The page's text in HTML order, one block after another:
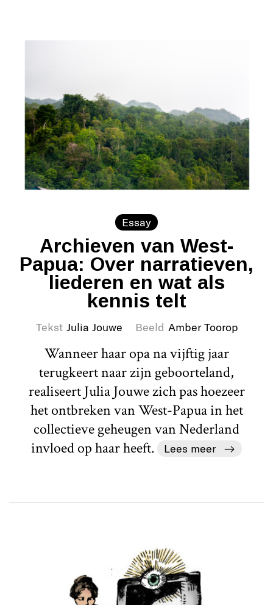
Essay
Archieven van West-
Papua: Over narratieven,
liederen en wat als
kennis telt
Tekst Julia Jouwe Beeld Amber Toorop
Wanneer haar opa na vijftig jaar
terugkeert naar zijn geboorteland,
realiseert Julia Jouwe zich pas hoezeer
het ontbreken van West-Papua in het
collectieve geheugen van Nederland
invloed op haar heeft.
Lees meer